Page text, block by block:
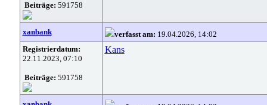
Beiträge: 591758
xanbank verfasst am: 19.04.2026, 14:02
Registrierdatum:
22.11.2023, 07:10
Beiträge: 591758
Kans